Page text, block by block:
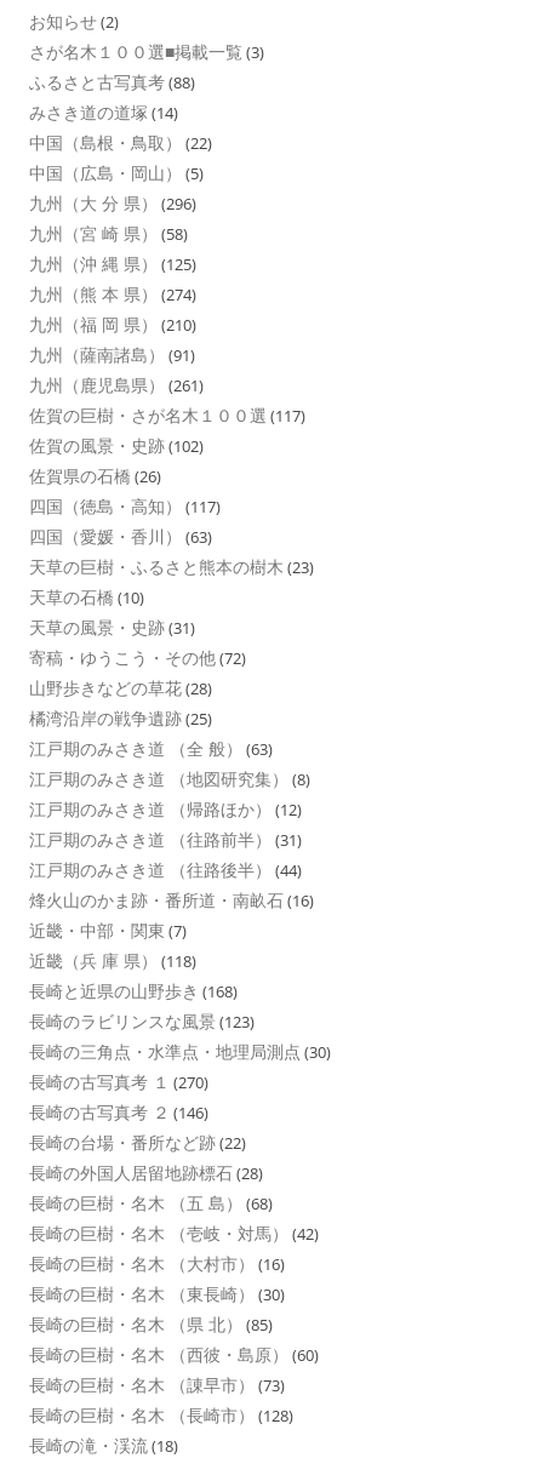
お知らせ(2)
さが名木１００選■掲載一覧 (3)
ふるさと古写真考(88)
みさき道の道塚 (14)
中国（島根・鳥取） (22)
中国（広島・岡山） (5)
九州（大 分 県） (296)
九州（宮 崎 県） (58)
九州（沖 縄 県） (125)
九州（熊 本 県） (274)
九州（福 岡 県） (210)
九州（薩南諸島） (91)
九州（鹿児島県） (261)
佐賀の巨樹・さが名木１００選 (117)
佐賀の風景・史跡(102)
佐賀県の石橋 (26)
四国（徳島・高知） (117)
四国（愛媛・香川） (63)
天草の巨樹・ふるさと熊本の樹木 (23)
天草の石橋 (10)
天草の風景・史跡(31)
寄稿・ゆうこう・その他(72)
山野歩きなどの草花(28)
橘湾沿岸の戦争遺跡(25)
江戸期のみさき道 （全 般） (63)
江戸期のみさき道 （地図研究集） (8)
江戸期のみさき道 （帰路ほか） (12)
江戸期のみさき道 （往路前半） (31)
江戸期のみさき道 （往路後半） (44)
烽火山のかま跡・番所道・南畝石(16)
近畿・中部・関東 (7)
近畿（兵 庫 県） (118)
長崎と近県の山野歩き (168)
長崎のラビリンスな風景 (123)
長崎の三角点・水準点・地理局測点 (30)
長崎の古写真考 １ (270)
長崎の古写真考 ２ (146)
長崎の台場・番所など跡(22)
長崎の外国人居留地跡標石(28)
長崎の巨樹・名木 （五 島） (68)
長崎の巨樹・名木 （壱岐・対馬） (42)
長崎の巨樹・名木 （大村市） (16)
長崎の巨樹・名木 （東長崎） (30)
長崎の巨樹・名木 （県 北） (85)
長崎の巨樹・名木 （西彼・島原） (60)
長崎の巨樹・名木 （諌早市） (73)
長崎の巨樹・名木 （長崎市） (128)
長崎の滝・渓流(18)